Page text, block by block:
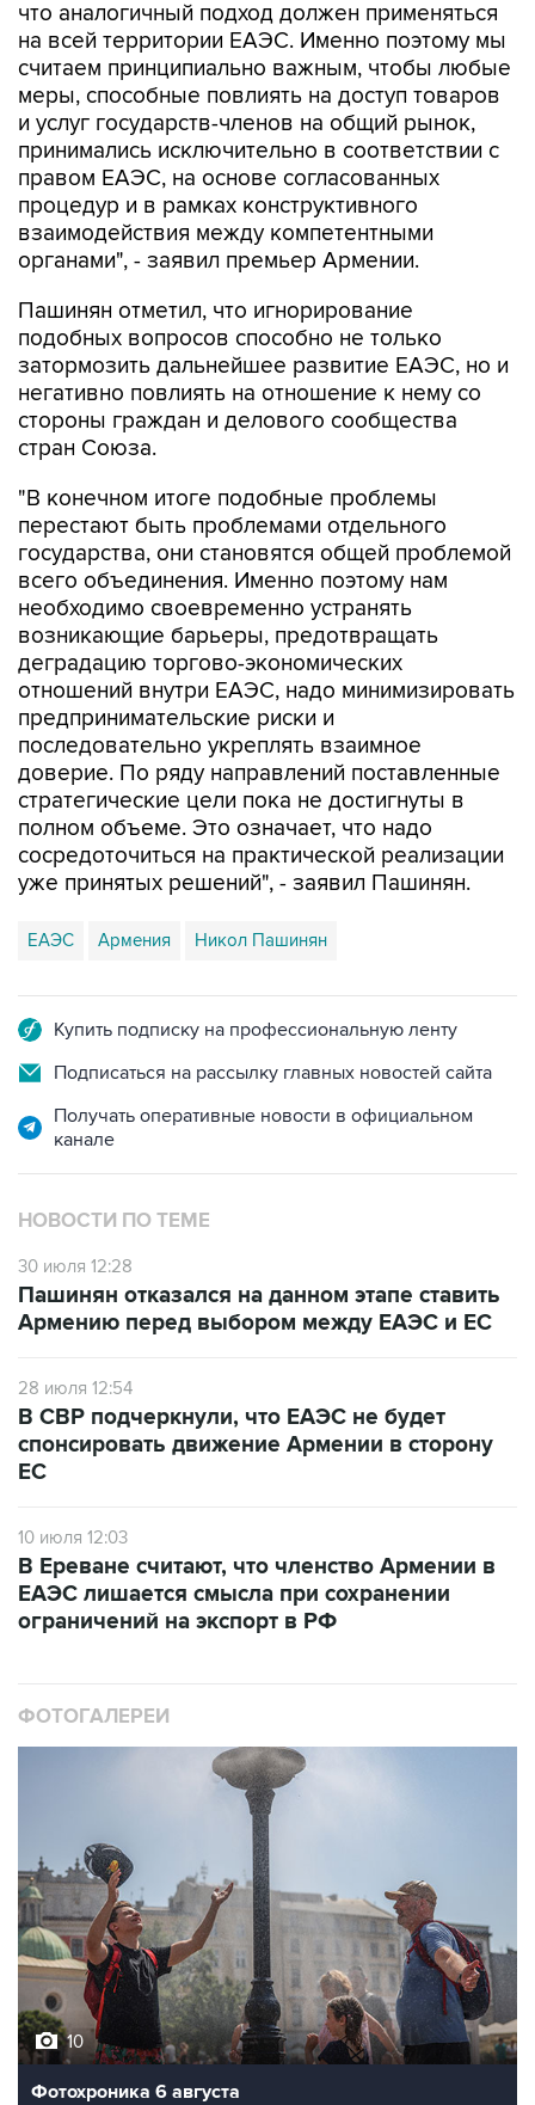
что аналогичный подход должен применяться
на всей территории ЕАЭС. Именно поэтому мы
считаем принципиально важным, чтобы любые
меры, способные повлиять на доступ товаров
и услуг государств-членов на общий рынок,
принимались исключительно в соответствии с
правом ЕАЭС, на основе согласованных
процедур и в рамках конструктивного
взаимодействия между компетентными
органами", - заявил премьер Армении.
Пашинян отметил, что игнорирование
подобных вопросов способно не только
затормозить дальнейшее развитие ЕАЭС, но и
негативно повлиять на отношение к нему со
стороны граждан и делового сообщества
стран Союза.
"В конечном итоге подобные проблемы
перестают быть проблемами отдельного
государства, они становятся общей проблемой
всего объединения. Именно поэтому нам
необходимо своевременно устранять
возникающие барьеры, предотвращать
деградацию торгово-экономических
отношений внутри ЕАЭС, надо минимизировать
предпринимательские риски и
последовательно укреплять взаимное
доверие. По ряду направлений поставленные
стратегические цели пока не достигнуты в
полном объеме. Это означает, что надо
сосредоточиться на практической реализации
уже принятых решений", - заявил Пашинян.
ЕАЭС Армения Никол Пашинян
Купить подписку на профессиональную ленту
Подписаться на рассылку главных новостей сайта
Получать оперативные новости в официальном
канале
НОВОСТИ ПО ТЕМЕ
30 июля 12:28
Пашинян отказался на данном этапе ставить
Армению перед выбором между ЕАЭС и ЕС
28 июля 12:54
В СВР подчеркнули, что ЕАЭС не будет
спонсировать движение Армении в сторону
ЕС
10 июля 12:03
В Ереване считают, что членство Армении в
ЕАЭС лишается смысла при сохранении
ограничений на экспорт в РФ
ФОТОГАЛЕРЕИ
10
Фотохроника 6 августа